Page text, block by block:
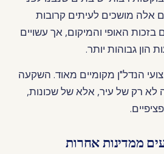
נכסים אלה מושכים לעיתים קרובות
בזכות האופי והמיקום, אך עשויים
הון גבוהות יותר.
הנדל"ן מקומיים מאוד. השקעה
לא רק של עיר, אלא של שכונות,
ממדינות אחרות